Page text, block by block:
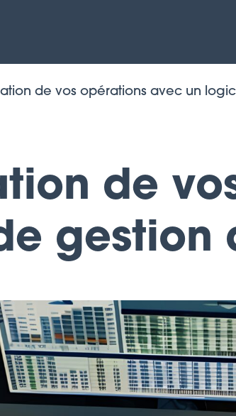
de vos opérations avec un
de
gestion